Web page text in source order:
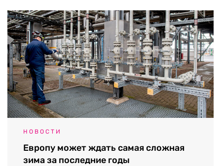
НОВОСТИ
Европу может ждать самая сложная
зима за последние годы